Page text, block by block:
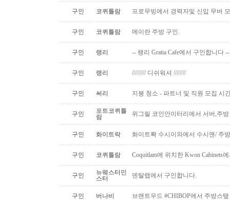
구인 코퀴틀람 프로무빙에서 경력자및 신입 무버
구인 코퀴틀람 메이란 주방 구인.
구인 랭리 -- 랭리 Gratia Cafe에서 구인합니다 --
구인 랭리 ///////// 디쉬워셔 ////////
구인 써리 지붕 청소 - 파트너 및 직원 모집 시
구인
포트코퀴틀
람
위그릴 코인안이터리에서 서버,주
구인 화이트락 화이트롹 수시이와에서 수시맨/ 주
구인 코퀴틀람 Coquitlam에 위치한 Kwon Cabinets
구인
뉴웨스터민
스터
덴탈랩에서 구인합니다.
구인 버나비 브랜트우드 #CHIBOP에서 주방스